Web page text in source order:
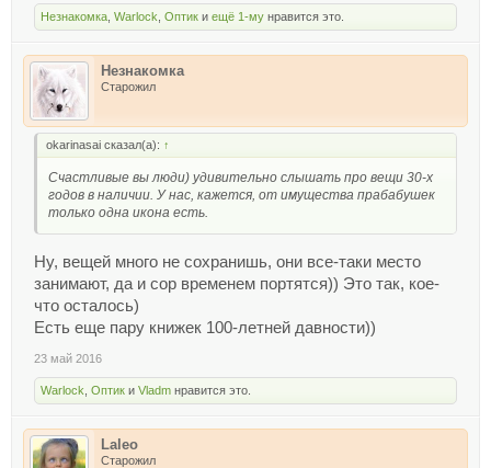
Незнакомка Warlock Оптик и ещё 1-му нравится это.
Незнакомка
Старожил
okarinasai сказал(а): ↑
Счастливые вы люди) удивительно слышать про вещи 30-х
годов в наличии. У нас, кажется, от имущества прабабушек
только одна икона есть.
Ну, вещей много не сохранишь, они все-таки место
занимают, да и сор временем портятся)) Это так, кое-
что осталось)
Есть еще пару книжек 100-летней давности))
23 май 2016
Warlock Оптик и Vladm нравится это.
Laleo
Старожил